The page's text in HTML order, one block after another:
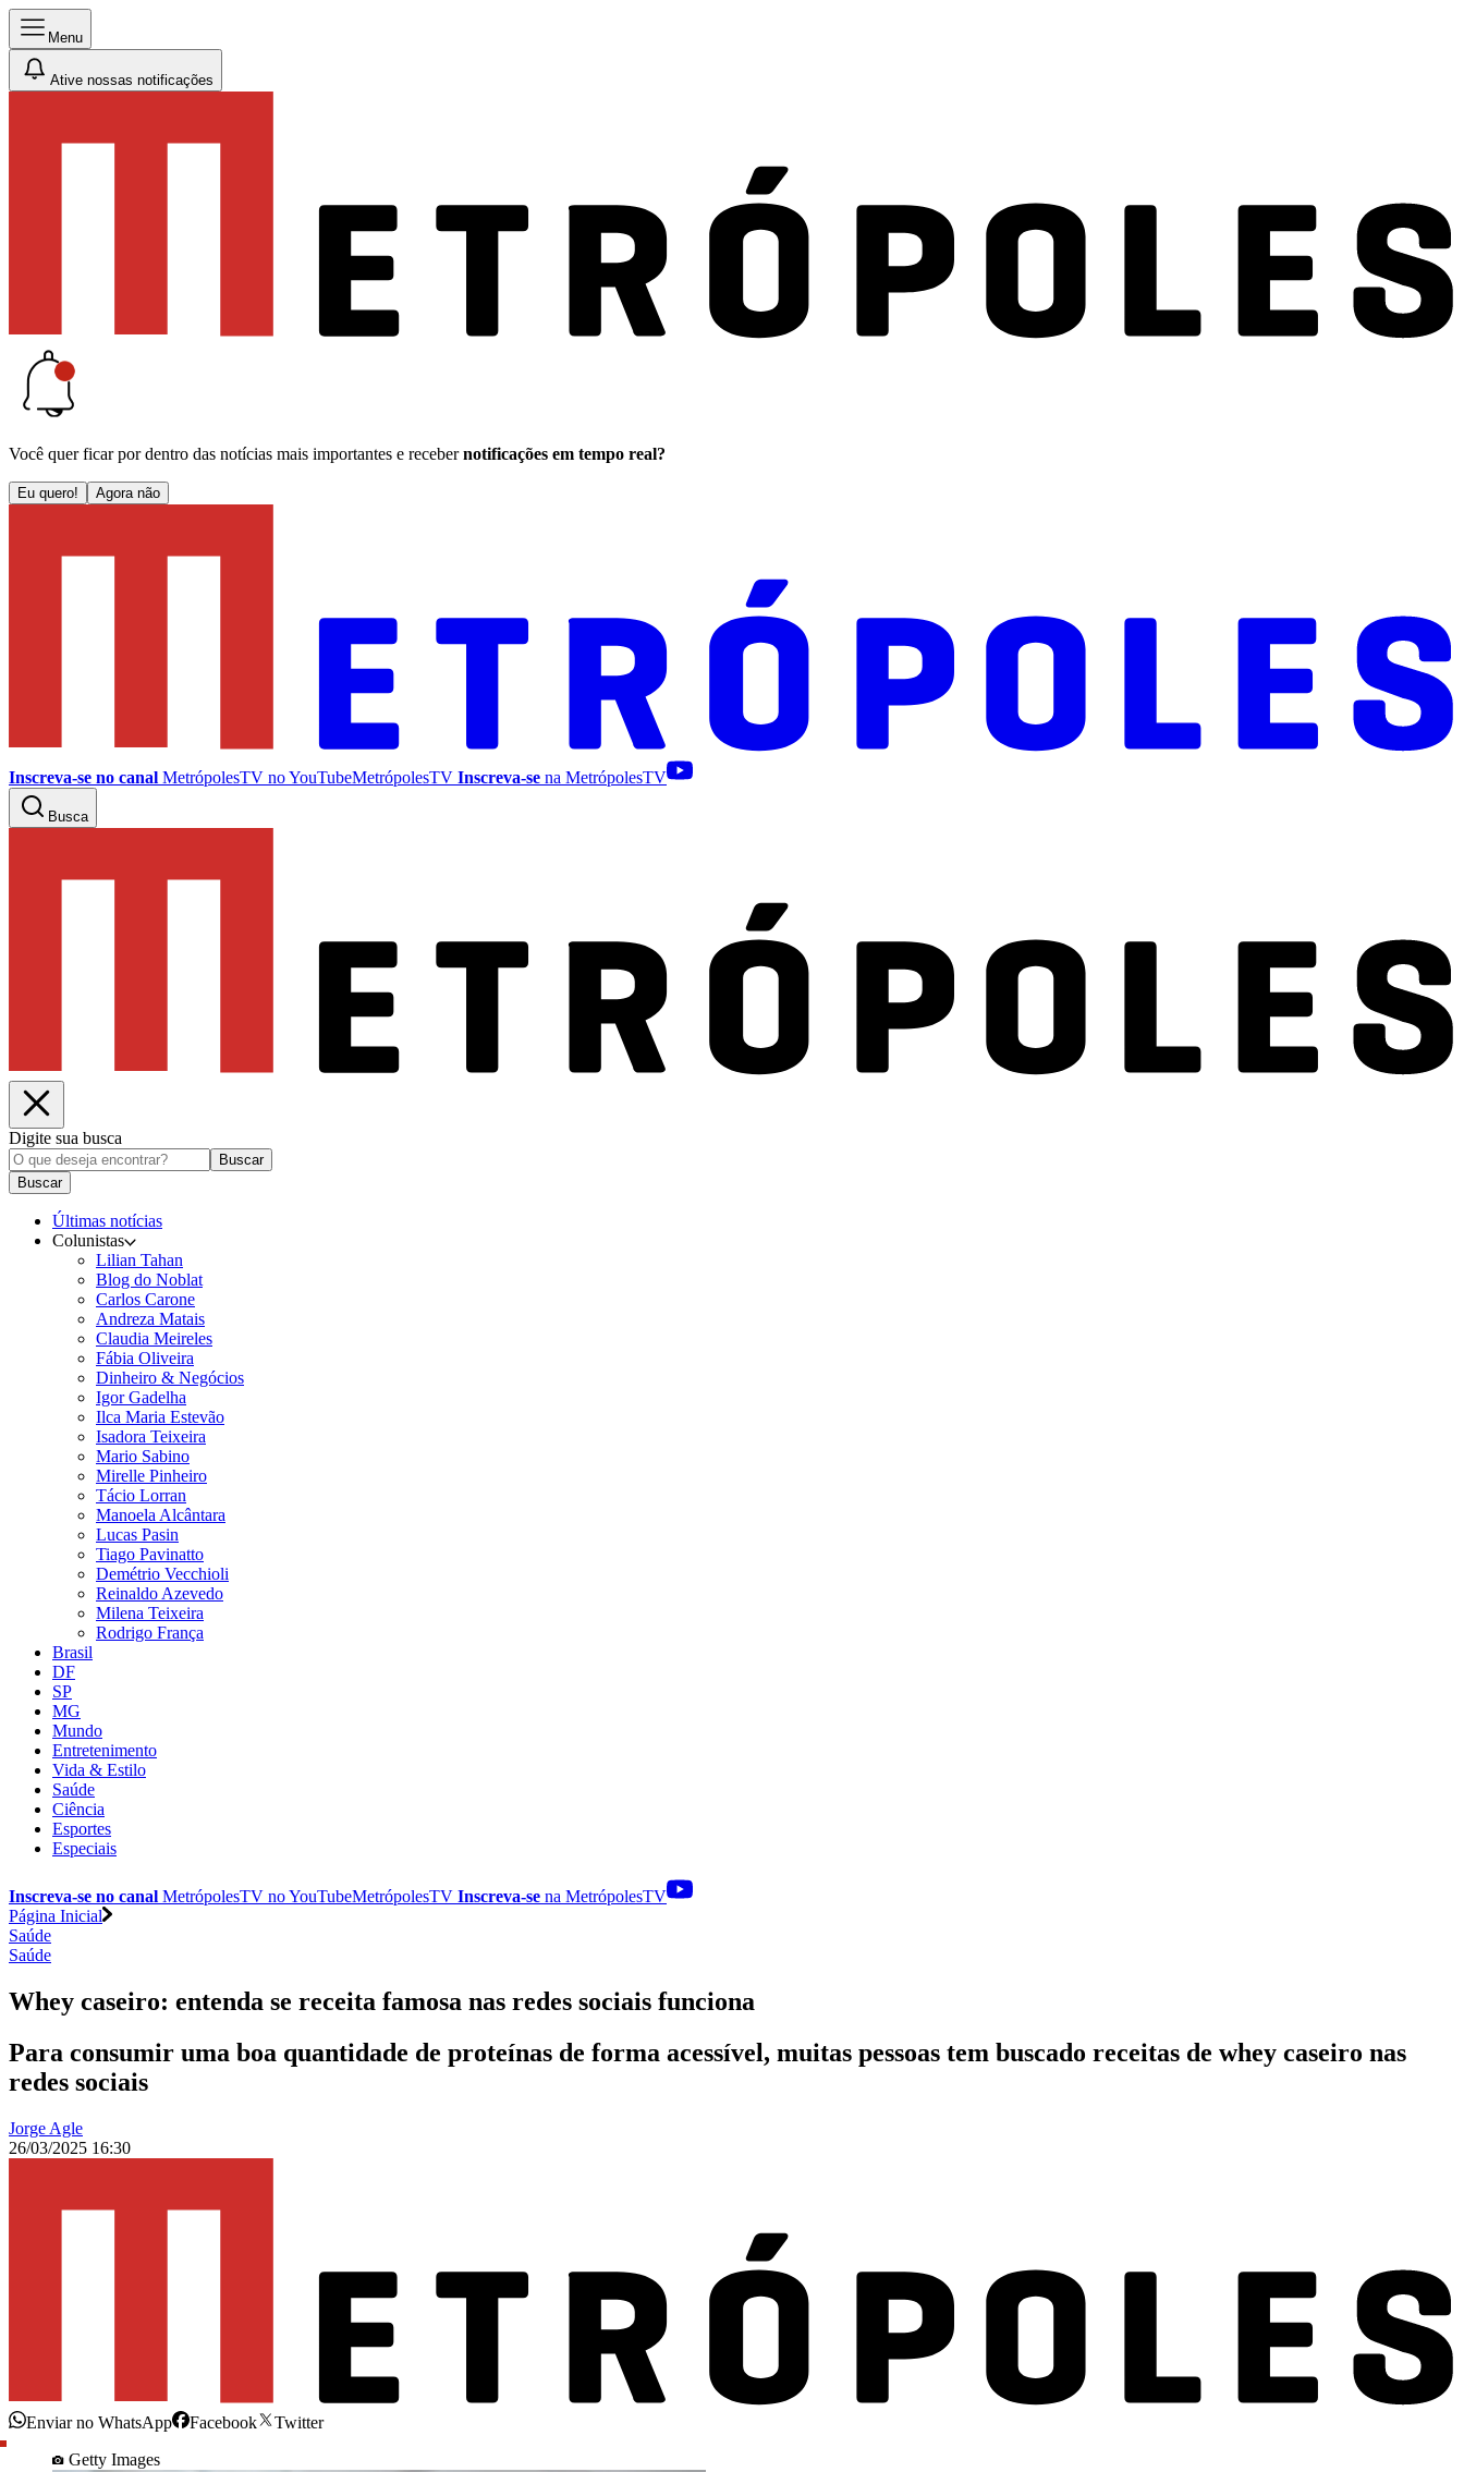
Menu
Ative nossas notificações
Você quer ficar por dentro das notícias mais importantes e receber notificações em tempo real?
Eu quero! Agora não
Inscreva-se no canal MetrópolesTV noYouTubeMetrópolesTV Inscreva-se na MetrópolesTV
Busca
Digite sua busca
Buscar
Buscar
Últimas notícias
Colunistas
Lilian Tahan
Blog do Noblat
Carlos Carone
Andreza Matais
Claudia Meireles
Fábia Oliveira
Dinheiro & Negócios
Igor Gadelha
Ilca Maria Estevão
Isadora Teixeira
Mario Sabino
Mirelle Pinheiro
Tácio Lorran
Manoela Alcântara
Lucas Pasin
Tiago Pavinatto
Demétrio Vecchioli
Reinaldo Azevedo
Milena Teixeira
Rodrigo França
Brasil
DF
SP
MG
Mundo
Entretenimento
Vida & Estilo
Saúde
Ciência
Esportes
Especiais
Inscreva-se no canal MetrópolesTV noYouTubeMetrópolesTV Inscreva-se na MetrópolesTV
Página Inicial
Saúde
Saúde
Whey caseiro: entenda se receita famosa nas redes sociais funciona
Para consumir uma boa quantidade de proteínas de forma acessível, muitas pessoas tem buscado receitas de whey caseiro nas
redes sociais
Jorge Agle
26/03/2025 16:30
Enviar no WhatsApp Facebook
Twitter
Getty Images